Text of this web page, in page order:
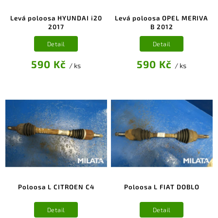
Levá poloosa HYUNDAI i20
2017
590 Kč / ks
Detail
Levá poloosa OPEL MERIVA
B 2012
590 Kč / ks
Detail
Poloosa L CITROEN C4
Detail
Poloosa L FIAT DOBLO
Detail